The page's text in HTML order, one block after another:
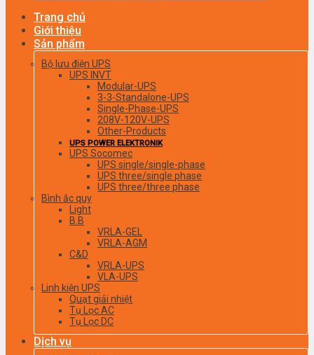
Trang chủ
Giới thiệu
Sản phẩm
Bộ lưu điện UPS
UPS INVT
Modular-UPS
3-3-Standalone-UPS
Single-Phase-UPS
208V-120V-UPS
Other-Products
UPS POWER ELEKTRONIK
UPS Socomec
UPS single/single-phase
UPS three/single phase
UPS three/three phase
Bình ắc quy
Light
B.B
VRLA-GEL
VRLA-AGM
C&D
VRLA-UPS
VLA-UPS
Linh kiện UPS
Quạt giải nhiệt
Tụ Lọc AC
Tụ Lọc DC
Dịch vụ